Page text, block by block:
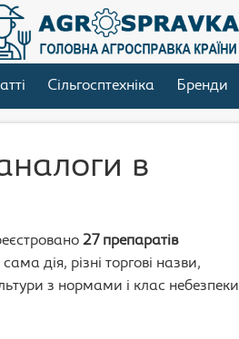
Сільгосптехніка Бренди
в
27 препаратів
дія, різні торгові назви,
з нормами і клас небезпеки